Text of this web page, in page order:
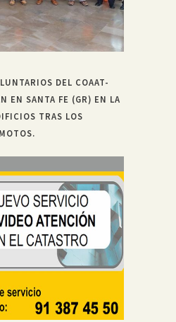
DEL COAAT-
EN SANTA FE (GR) EN LA
TRAS LOS